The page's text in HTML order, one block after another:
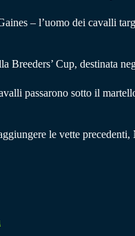
– l’uomo dei cavalli
Cup, destinata
passarono sotto il
le vette